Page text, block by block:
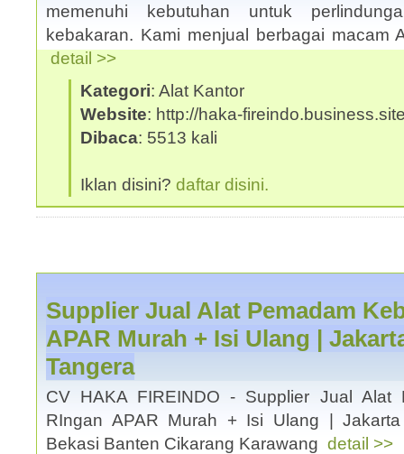
memenuhi kebutuhan untuk
kebakaran. Kami menjual berbagai macam
detail >>
Kategori: Alat Kantor
Website: http://haka-
Dibaca: 5513 kali
Iklan disini? daftar disini.
Supplier Jual Alat Pemadam
APAR Murah + Isi Ulang |
Tangera
CV HAKA FIREINDO - Supplier Jual Alat
RIngan APAR Murah + Isi Ulang |
Bekasi Banten Cikarang Karawang detail >>